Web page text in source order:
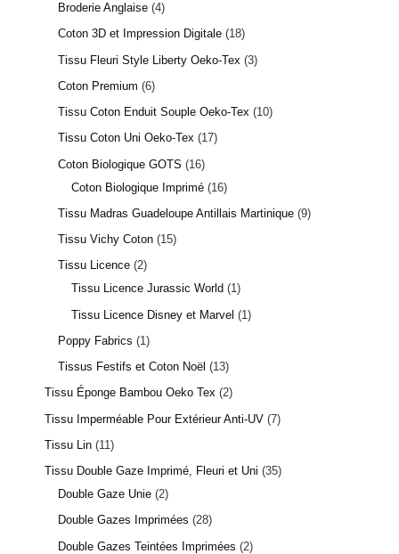
Broderie Anglaise 4
Coton 3D et Impression Digitale 18
Tissu Fleuri Style Liberty Oeko-Tex 3
Coton Premium 6
Tissu Coton Enduit Souple Oeko-Tex
10
Tissu Coton Uni Oeko-Tex
17
Coton Biologique GOTS
16
Coton Biologique Imprimé 16
Tissu Madras Guadeloupe Antillais Martinique 9
Tissu Vichy Coton 15
Tissu Licence 2
Tissu Licence Jurassic World
1
Tissu Licence Disney et Marvel
1
Poppy Fabrics
1
Tissus Festifs et Coton Noël
13
Tissu Éponge Bambou Oeko Tex 2
Tissu Imperméable Pour Extérieur Anti-UV 7
Tissu Lin 11
Tissu Double Gaze Imprimé, Fleuri et Uni 35
Double Gaze Unie 2
Double Gazes Imprimées 28
Double Gazes Teintées Imprimées
2